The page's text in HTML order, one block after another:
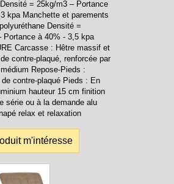
= 25kg/m3 – Portance
kpa Manchette et parements
Densité =
Portance à 40% - 3,5 kpa
Carcasse : Hêtre massif et
contre-plaqué, renforcée par
Repose-Pieds :
de contre-plaqué Pieds : En
hauteur 15 cm finition
série ou à la demande alu
relax et relaxation
m'intéresse